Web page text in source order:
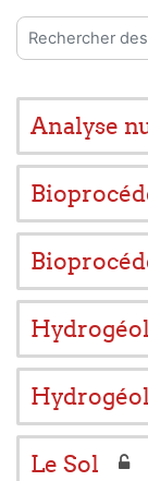
Rechercher des
Analyse
Le Sol